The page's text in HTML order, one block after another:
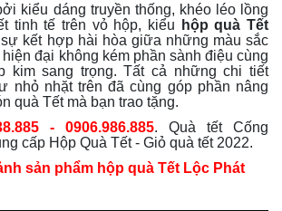
kiểu dáng truyền thống, khéo léo lồng
tinh tế trên vỏ hộp, kiểu
hộp quà Tết
kết hợp hài hòa giữa những màu sắc
đại không kém phần sành điệu cùng
kim sang trọng. Tất cả những chi tiết
nhỏ nhặt trên đã cùng góp phần nâng
quà Tết mà bạn trao tặng.
- 0906.986.885. Quà tết Cống
cấp Hộp Quà Tết - Giỏ quà tết 2022.
sản phẩm hộp quà Tết Lộc Phát